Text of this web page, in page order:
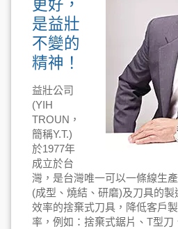
是益壯
不變的
精神！
益壯公司
(YIH
TROUN，
簡稱Y.T.)
於1977年
成立於台
灣，是台灣唯一可以一條線生
(成型、燒結、研磨)及刀具的
效率的捨棄式刀具，降低客戶
率，例如：捨棄式鋸片、T型刀